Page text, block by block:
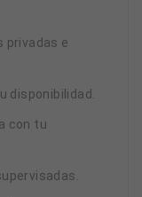
privadas e
disponibilidad.
con tu